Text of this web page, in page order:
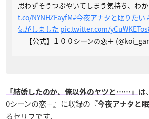
思わずそうつぶやいてしまう気持ち、わか
t.co/NYNHZFayfM#今夜アナタと眠りたい
気がしました pic.twitter.com/
— 【公式】１００シーンの恋＋
「結婚したのか、俺以外のヤツと……」 は
0シーンの恋＋』に収録の 『今夜アナタと
るセリフです。